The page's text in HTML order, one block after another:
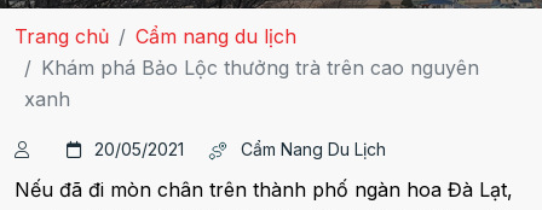
Trang chủ
Cẩm nang du lịch
Khám phá Bảo Lộc thưởng trà trên cao nguyên
xanh
20/05/2021 Cẩm Nang Du Lịch
Nếu đã đi mòn chân trên thành phố ngàn hoa Đà Lạt,